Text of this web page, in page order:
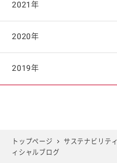
2025年9月
2025年8月
2025年7月
2024年10月
2024年9月
2024年8月
2023年11月
2023年10月
2023年9月
2022年12月
2022年11月
2022年10月
2021年
2021年12月
2021年11月
2020年
2020年12月
2019年
トップページ サステナビリティ
ィシャルブログ